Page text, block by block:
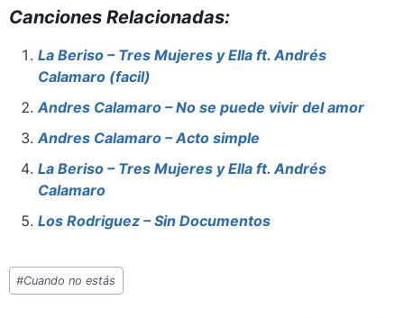
c
e
b
o
o
k
er
e
st
at
s
A
p
p
st
o
o
n
ai
l
e
Canciones Relacionadas:
La Beriso – Tres Mujeres y Ella ft. Andrés
Calamaro (facil)
Andres Calamaro – No se puede vivir del amor
Andres Calamaro – Acto simple
La Beriso – Tres Mujeres y Ella ft. Andrés
Calamaro
Los Rodriguez – Sin Documentos
Etiquetas
de
#Cuando no estás